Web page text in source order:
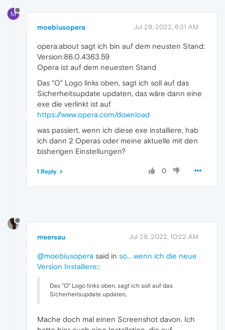
M
moebiusopera Jul 29, 2022, 6:31 AM
opera:about sagt ich bin auf dem neusten Stand:
Version:86.0.4363.59
Opera ist auf dem neuesten Stand
Das "O" Logo links oben, sagt ich soll auf das
Sicherheitsupdate updaten, das wäre dann eine
exe die verlinkt ist auf
https://www.opera.com/download
was passiert, wenn ich diese exe installiere, hab
ich dann 2 Operas oder meine aktuelle mit den
bisherigen Einstellungen?
0
1 Reply
meersau Jul 29, 2022, 10:22 AM
@moebiusopera said in so... wenn ich die neue
Version Installiere::
Das "O" Logo links oben, sagt ich soll auf das
Sicherheitsupdate updaten,
Mache doch mal einen Screenshot davon. Ich